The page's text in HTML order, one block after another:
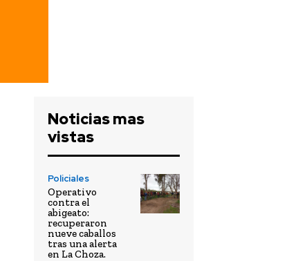
Noticias mas
vistas
Policiales
Operativo
contra el
abigeato:
recuperaron
nueve caballos
tras una alerta
en La Choza.